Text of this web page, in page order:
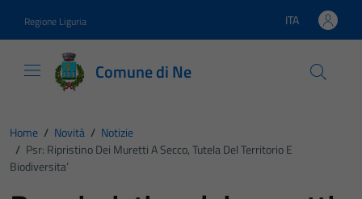
Regione Liguria Lingua attiva:
ITA
Comune di Ne
Home / Novità / Notizie
/ Psr: Ripristino Dei Muretti A Secco, Tutela Del Territorio E
Biodiversita’